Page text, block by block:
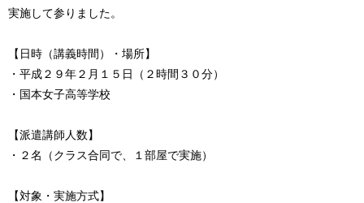
実施して参りました。
【日時（講義時間）・場所】
・平成２９年２月１５日（２時間３０分）
・国本女子高等学校
【派遣講師人数】
・２名（クラス合同で、１部屋で実施）
【対象・実施方式】